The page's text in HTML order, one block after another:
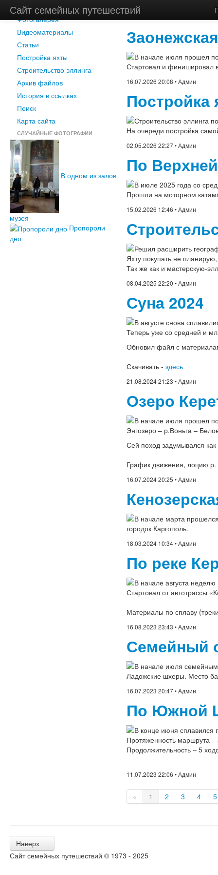
Сайт семейных путешествий
Новости
Фотогалерея
Видеоматериалы
Статьи
Постройка яхты
Строительство эллинга
Архив файлов
История в ссылках
Поиск
Карта сайта
СЛУЧАЙНЫЕ ФОТОГРАФИИ
В одном из залов
музея
Пропороли
дно
Главная
В начале июля прошел
Стартовал и финишировал
16.07.2026 20:08 • Админ
Постройка
Строительство эллинга
На очереди постройка
02.05.2026 22:27• Админ
По
В июле 2025 года со
Прошли на моторном
15.02.2026 12:46 • Админ
Решил расширить
Яхту покупать не
Так же как и мастерскую-
08.04.2025 22:20 • Админ
Суна 2024
В августе снова
Теперь уже со средней и
Обновил файл с
Скачивать - здесь
21.08.2024 21:23 • Админ
Озеро
В начале июля прошел
Энгозеро – р.Воньга –
Сей поход задумывался
График движения, лоцию
16.07.2024 20:25 • Админ
В начале марта
городок Каргополь.
18.03.2024 10:34• Админ
По реке
В начале августа
Стартовал от автотрассы
Материалы по сплаву
16.08.2023 23:43 • Админ
Семейный
В начале июля семейным
Ладожские шхеры. Место
16.07.2023 20:47• Админ
По Южной
В конце июня сплавился
Протяженность маршрута –
Продолжительность – 5
11.07.2023 22:06 • Админ
« 1 2 3 4 5
Наверх
Сайт семейных путешествий © 1973 - 2025